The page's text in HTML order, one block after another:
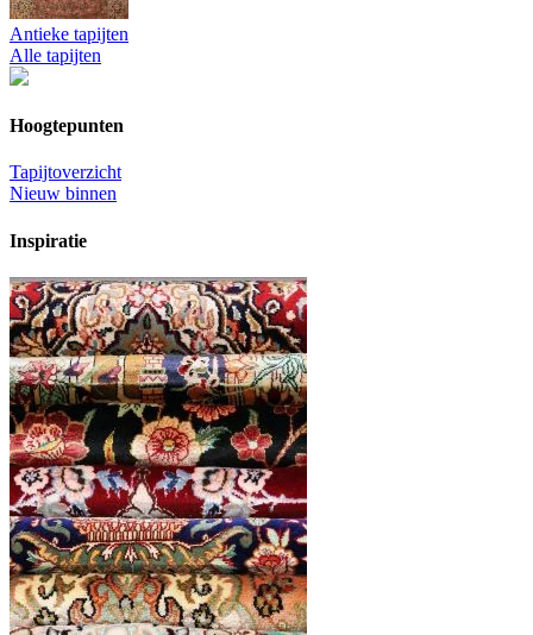
Antieke tapijten
Alle tapijten
Hoogtepunten
Tapijtoverzicht
Nieuw binnen
Inspiratie